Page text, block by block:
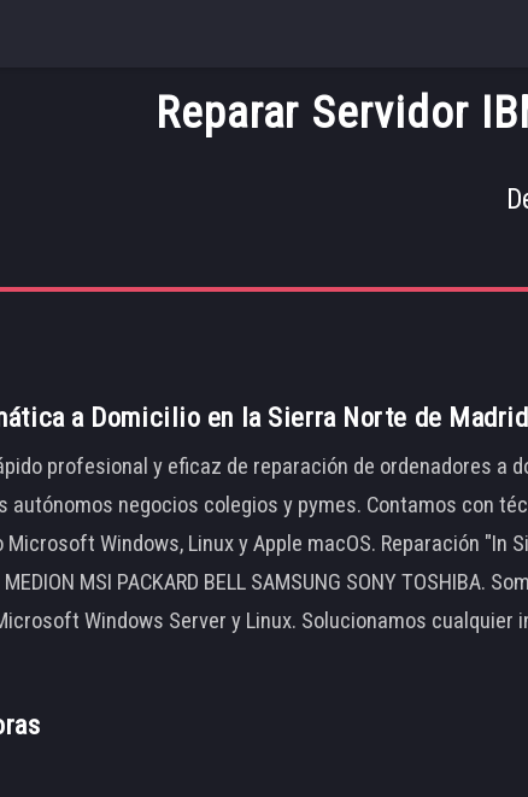
Reparar Servidor
a Domicilio en la Sierra Norte de Madrid
profesional y eficaz de reparación de ordenadores a
autónomos negocios colegios y pymes. Contamos con
Windows, Linux y Apple macOS. Reparación "In
MEDION MSI PACKARD BELL SAMSUNG SONY
Windows Server y Linux. Solucionamos